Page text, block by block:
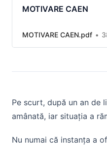
MOTIVARE CAEN
MOTIVARE CAEN.pdf
Pe scurt, după un an de
amânată, iar situația a
Nu numai că instanța a